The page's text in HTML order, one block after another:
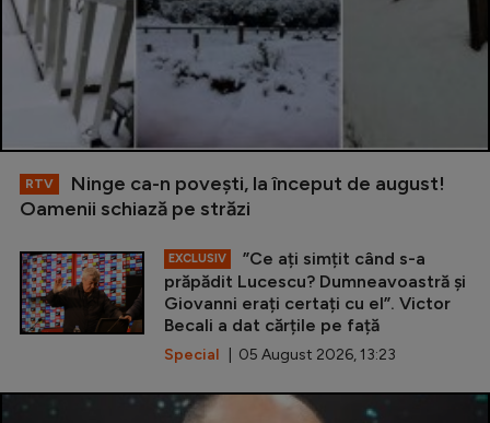
RTV
Ninge ca-n povești, la început de august!
Oamenii schiază pe străzi
EXCLUSIV
”Ce ați simțit când s-a
prăpădit Lucescu? Dumneavoastră și
Giovanni erați certați cu el”. Victor
Becali a dat cărțile pe față
Special | 05 August 2026, 13:23